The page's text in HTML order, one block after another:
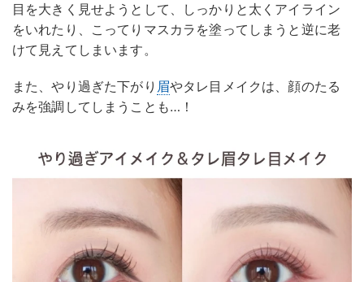
目を大きく見せようとして、しっかりと太くアイライン
をいれたり、こってりマスカラを塗ってしまうと逆に老
けて見えてしまいます。
また、やり過ぎた下がり 眉やタレ目メイクは、顔のたる
みを強調してしまうことも…！